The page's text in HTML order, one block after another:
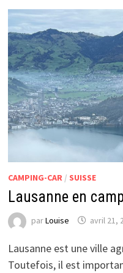
CAMPING-CAR/ SUISSE
Lausanne en
parLouise avril 21,
Lausanne est une ville
Toutefois, il est